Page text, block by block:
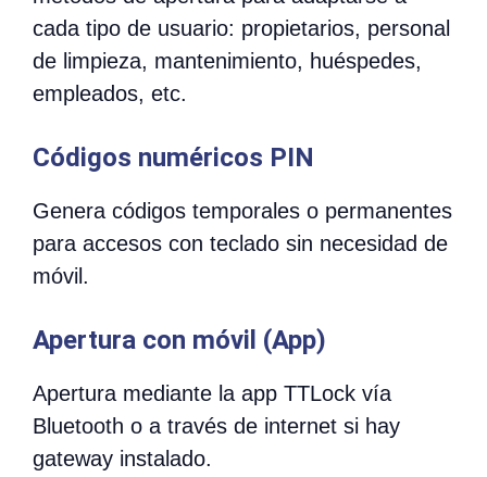
cada tipo de usuario: propietarios, personal
de limpieza, mantenimiento, huéspedes,
empleados, etc.
Códigos numéricos PIN
Genera códigos temporales o permanentes
para accesos con teclado sin necesidad de
móvil.
Apertura con móvil (App)
Apertura mediante la app TTLock vía
Bluetooth o a través de internet si hay
gateway instalado.